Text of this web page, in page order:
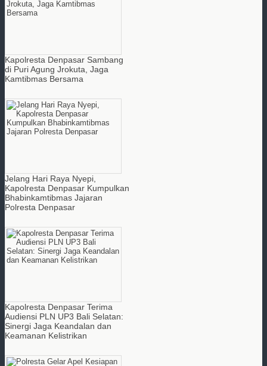
Kapolresta Denpasar Sambang
di Puri Agung Jrokuta, Jaga
Kamtibmas Bersama
Jelang Hari Raya Nyepi,
Kapolresta Denpasar Kumpulkan
Bhabinkamtibmas Jajaran
Polresta Denpasar
Kapolresta Denpasar Terima
Audiensi PLN UP3 Bali Selatan:
Sinergi Jaga Keandalan dan
Keamanan Kelistrikan